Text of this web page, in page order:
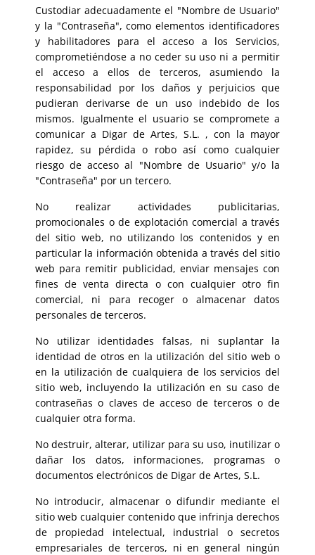
Custodiar adecuadamente el "Nombre de Usuario"
y la "Contraseña", como elementos identificadores
y habilitadores para el acceso a los Servicios,
comprometiéndose a no ceder su uso ni a permitir
el acceso a ellos de terceros, asumiendo la
responsabilidad por los daños y perjuicios que
pudieran derivarse de un uso indebido de los
mismos. Igualmente el usuario se compromete a
comunicar a Digar de Artes, S.L. , con la mayor
rapidez, su pérdida o robo así como cualquier
riesgo de acceso al "Nombre de Usuario" y/o la
"Contraseña" por un tercero.
No realizar actividades publicitarias,
promocionales o de explotación comercial a través
del sitio web, no utilizando los contenidos y en
particular la información obtenida a través del sitio
web para remitir publicidad, enviar mensajes con
fines de venta directa o con cualquier otro fin
comercial, ni para recoger o almacenar datos
personales de terceros.
No utilizar identidades falsas, ni suplantar la
identidad de otros en la utilización del sitio web o
en la utilización de cualquiera de los servicios del
sitio web, incluyendo la utilización en su caso de
contraseñas o claves de acceso de terceros o de
cualquier otra forma.
No destruir, alterar, utilizar para su uso, inutilizar o
dañar los datos, informaciones, programas o
documentos electrónicos de Digar de Artes, S.L.
No introducir, almacenar o difundir mediante el
sitio web cualquier contenido que infrinja derechos
de propiedad intelectual, industrial o secretos
empresariales de terceros, ni en general ningún